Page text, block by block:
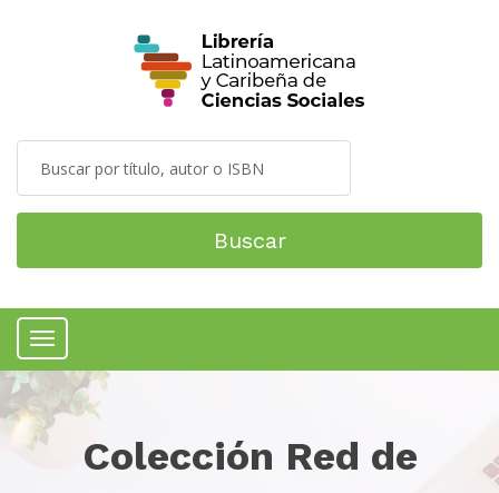
Buscar
Menú
Colección Red de